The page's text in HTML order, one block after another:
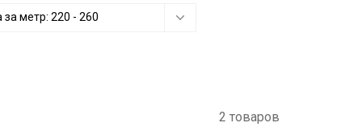
за метр: 220 - 260
2 товаров